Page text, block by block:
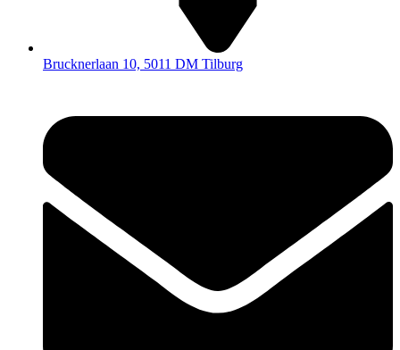
Brucknerlaan 10, 5011 DM Tilburg